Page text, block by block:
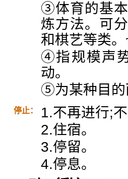
③体育的基
炼方法。可
和棋艺等类
④指规模声
动。
⑤为某种目的
停止：
1.不再进行;不
2.住宿。
3.停留。
4.停息。